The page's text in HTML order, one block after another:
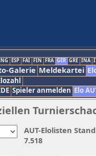
ESP FAI FIN FRA GER GRE INA
Galerie Meldekartei
Spieler anmelden Elo
AUT-Elolisten
7.518